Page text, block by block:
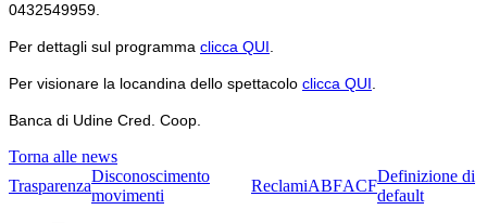
0432549959.
Per dettagli sul programma clicca QUI
Per visionare la locandina dello spettacolo clicca QUI
Banca di Udine Cred. Coop.
Torna alle news
Trasparenza
Disconoscimento
movimenti
ReclamiABFACF
Definizione di
default